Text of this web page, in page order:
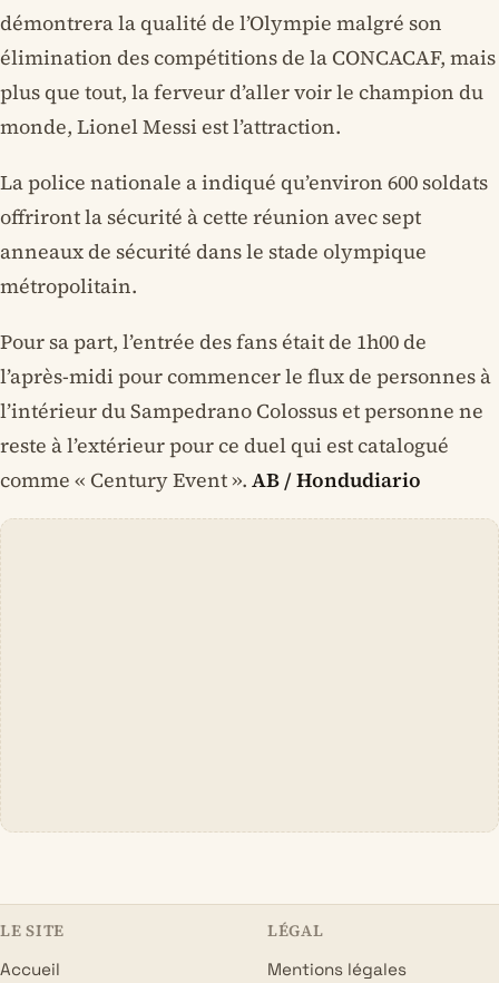
démontrera la qualité de l’Olympie malgré son
élimination des compétitions de la CONCACAF, mais
plus que tout, la ferveur d’aller voir le champion du
monde, Lionel Messi est l’attraction.
La police nationale a indiqué qu’environ 600 soldats
offriront la sécurité à cette réunion avec sept
anneaux de sécurité dans le stade olympique
métropolitain.
Pour sa part, l’entrée des fans était de 1h00 de
l’après-midi pour commencer le flux de personnes à
l’intérieur du Sampedrano Colossus et personne ne
reste à l’extérieur pour ce duel qui est catalogué
comme « Century Event ». AB / Hondudiario
LE SITE
Accueil
LÉGAL
Mentions légales